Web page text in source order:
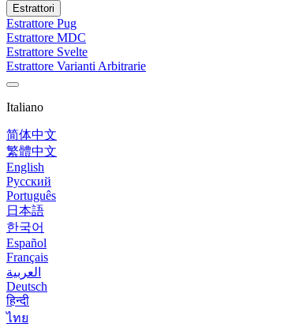
Estrattori
Estrattore Pug
Estrattore MDC
Estrattore Svelte
Estrattore Varianti Arbitrarie
Italiano
简体中文
繁體中文
English
Русский
Português
日本語
한국어
Español
Français
العربية
Deutsch
हिन्दी
ไทย